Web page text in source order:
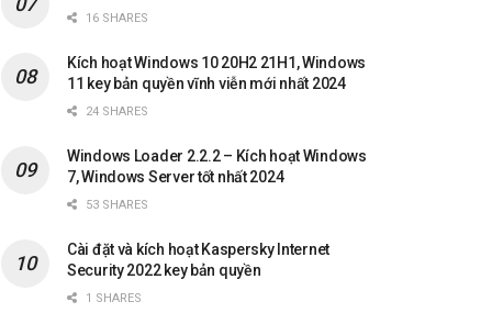
16 SHARES
Kích hoạt Windows 10 20H2 21H1, Windows
11 key bản quyền vĩnh viễn mới nhất 2024
24 SHARES
Windows Loader 2.2.2 – Kích hoạt Windows
7, Windows Server tốt nhất 2024
53 SHARES
Cài đặt và kích hoạt Kaspersky Internet
Security 2022 key bản quyền
1 SHARES